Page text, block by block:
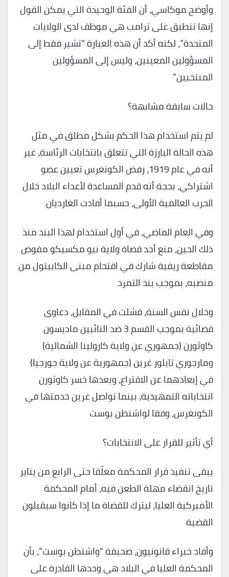
وأوضح موكاسي، أن الفئة الوحيدة التي يمكن القول
إنها تنطبق على ترامب هي موظف لدى الولايات
المتحدة”، لكنه أكد أن هذه العبارة “تشير فقط إلى
المسؤولين المعينين، وليس إلى المسؤولين
المنتخبين”
حالات سابقة مشابهة؟
لم يتم استخدام هذا الحكم بشكل مطلق في مثل
هذه الحالة البارزة التي تتعلق بانتخابات الرئاسة، غير
أنه في عام 1919، رفض الكونغرس تعيين عضو
اشتراكي، بحجة أنه قدم المساعدة لأعداء البلاد خلال
الحرب العالمية الأولى، حسبما أفادت الغارديان
وفي العام الماضي، في أول استخدام لهذا البند منذ
ذلك الحين، منع أحد قضاة ولاية نيو مكسيكو مفوض
مقاطعة ريفية شارك في اقتحام مبنى الكابيتول من
منصبه، بموجب بند التمرد
وخلال نفس السنة، فشلت في المقابل، دعاوى
قضائية بموجب القسم 3 ضد النائبين ماديسون
كاوثورن (جمهوري عن ولاية كارولينا الشمالية)
ومارجوري تايلور غرين (جمهورية عن ولاية جورجيا)
في إبعادهما عن الاقتراع، وبعدها خسر كاوثورن
انتخاباته التمهيدية، بينما تواصل غرين خدمتها في
الكونغرس، وفقا لواشنطن بوست
أي تأثير للقرار على الانتخابات؟
يبقى تنفيذ قرار المحكمة معلّقا حتى الرابع من يناير
تاريخ انقضاء مهلة الطعن فيه، أمام المحكمة
الأميركية العليا، ليترك للقضاة ما إذا كانوا سيقبلون
القضية
وأفاد خبراء قانونيون، صحيفة “واشنطن بوست”، بأن
المحكمة العليا في البلاد هي وحدها القادرة على